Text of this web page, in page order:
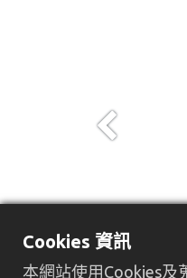
Previous
Cookies 資訊
本網站使用Cookies及